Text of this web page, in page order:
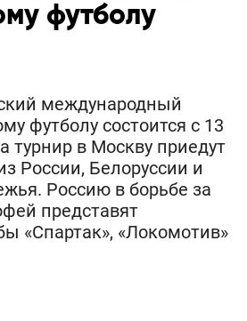
футболу
международный
футболу состоится с 13
турнир в Москву приедут
России, Белоруссии и
Россию в борьбе за
представят
«Спартак», «Локомотив»